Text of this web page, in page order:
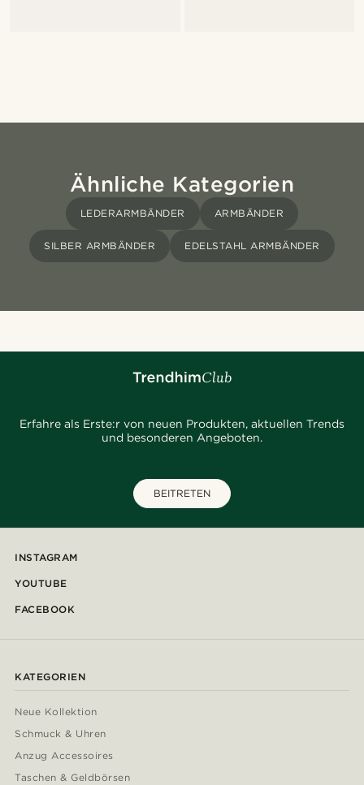
Ähnliche Kategorien
LEDERARMBÄNDER ARMBÄNDER
SILBER ARMBÄNDER EDELSTAHL ARMBÄNDER
Erfahre als Erste:r von neuen Produkten, aktuellen Trends
und besonderen Angeboten.
BEITRETEN
INSTAGRAM
YOUTUBE
FACEBOOK
KATEGORIEN
Neue Kollektion
Schmuck & Uhren
Anzug Accessoires
Taschen & Geldbörsen